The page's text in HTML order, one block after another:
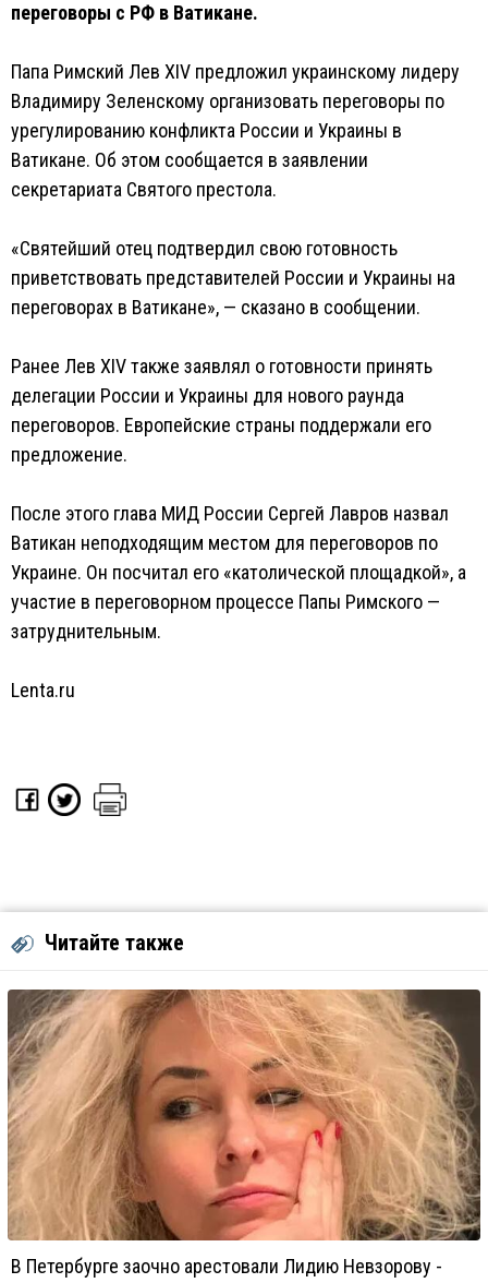
переговоры с РФ в Ватикане.
Папа Римский Лев XIV предложил украинскому лидеру
Владимиру Зеленскому организовать переговоры по
урегулированию конфликта России и Украины в
Ватикане. Об этом сообщается в заявлении
секретариата Святого престола.
«Святейший отец подтвердил свою готовность
приветствовать представителей России и Украины на
переговорах в Ватикане», — сказано в сообщении.
Ранее Лев XIV также заявлял о готовности принять
делегации России и Украины для нового раунда
переговоров. Европейские страны поддержали его
предложение.
После этого глава МИД России Сергей Лавров назвал
Ватикан неподходящим местом для переговоров по
Украине. Он посчитал его «католической площадкой», а
участие в переговорном процессе Папы Римского —
затруднительным.
Lenta.ru
Читайте также
В Петербурге заочно арестовали Лидию Невзорову -